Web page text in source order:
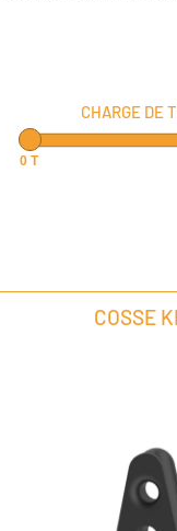
CHARGE DE
0 T
COSSE